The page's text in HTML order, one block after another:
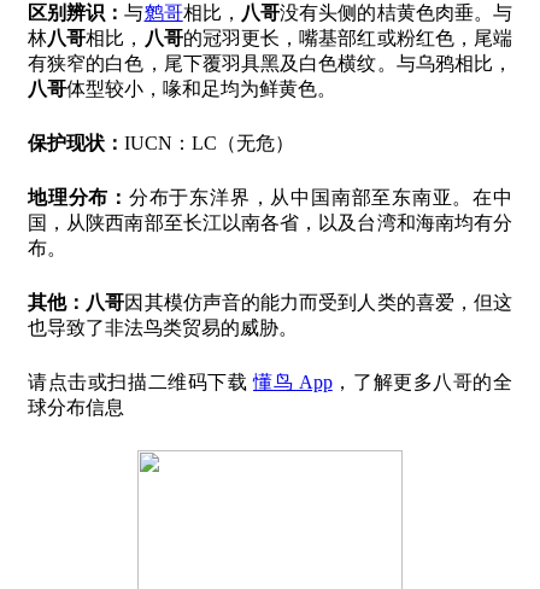
区别辨识：与鹩哥相比， 八哥没有头侧的桔黄色肉垂。与
林八哥相比， 八哥的冠羽更长，嘴基部红或粉红色，尾端
有狭窄的白色，尾下覆羽具黑及白色横纹。与乌鸦相比，
八哥体型较小，喙和足均为鲜黄色。
保护现状： IUCN：LC（无危）
地理分布： 分布于东洋界，从中国南部至东南亚。在中
国，从陕西南部至长江以南各省，以及台湾和海南均有分
布。
其他： 八哥因其模仿声音的能力而受到人类的喜爱，但这
也导致了非法鸟类贸易的威胁。
请点击或扫描二维码下载懂鸟 App，了解更多八哥的全
球分布信息